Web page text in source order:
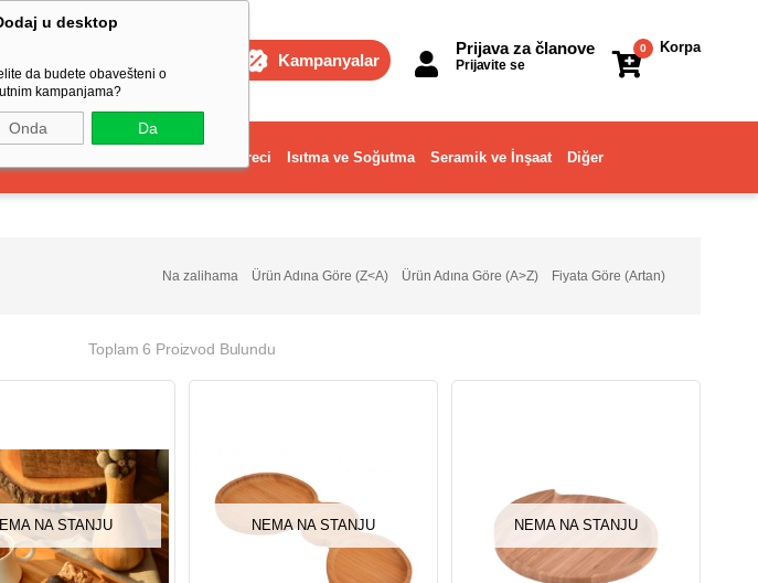
u desktop
da budete obavešteni o
kampanjama?
Onda Da
Kampanyalar
Korpa
0
Prijava za članove
Prijavite se
Dekorasyon ve Ev Gereci Isıtma ve Soğutma Seramik ve İnşaat Diğer
Fiyata Göre (Artan)
Ürün Adına Göre (A>Z)
Ürün Adına Göre (Z<A)
Na zalihama
Toplam 6 Proizvod Bulundu
NA STANJU NEMA NA STANJU NEMA NA STANJU